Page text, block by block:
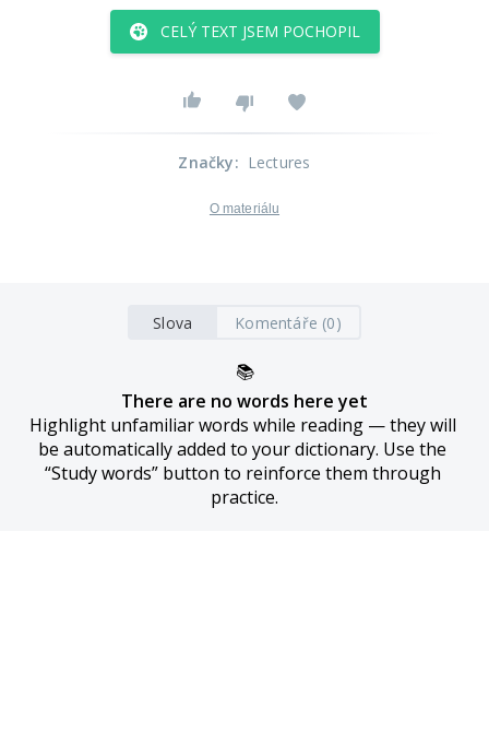
CELÝ TEXT JSEM POCHOPIL
Značky: Lectures
O materiálu
Slova Komentáře (0)
📚
There are no words here yet
Highlight unfamiliar words while reading — they will
be automatically added to your dictionary. Use the
“Study words” button to reinforce them through
practice.